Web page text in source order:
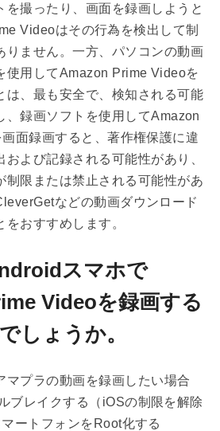
を撮ったり、画面を録画しようと
Videoはその行為を検出して制
りません。一方、パソコンの動画
使用してAmazon Prime Videoを
は、最も安全で、検知される可能
、録画ソフトを使用してAmazon
面録画すると、著作権保護に違
および記録される可能性があり、
制限または禁止される可能性があ
などの動画ダウンロード
おすすめします。
スマホで
Videoを録画する
しょうか。
マプラの動画を録画したい場合
ブレイクする（iOSの制限を解除
ートフォンをRoot化する